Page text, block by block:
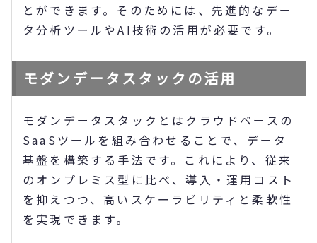
とができます。そのためには、先進的なデー
タ分析ツールやAI技術の活用が必要です。
モダンデータスタックの活用
モダンデータスタックとはクラウドベースの
SaaSツールを組み合わせることで、データ
基盤を構築する手法です。これにより、従来
のオンプレミス型に比べ、導入・運用コスト
を抑えつつ、高いスケーラビリティと柔軟性
を実現できます。